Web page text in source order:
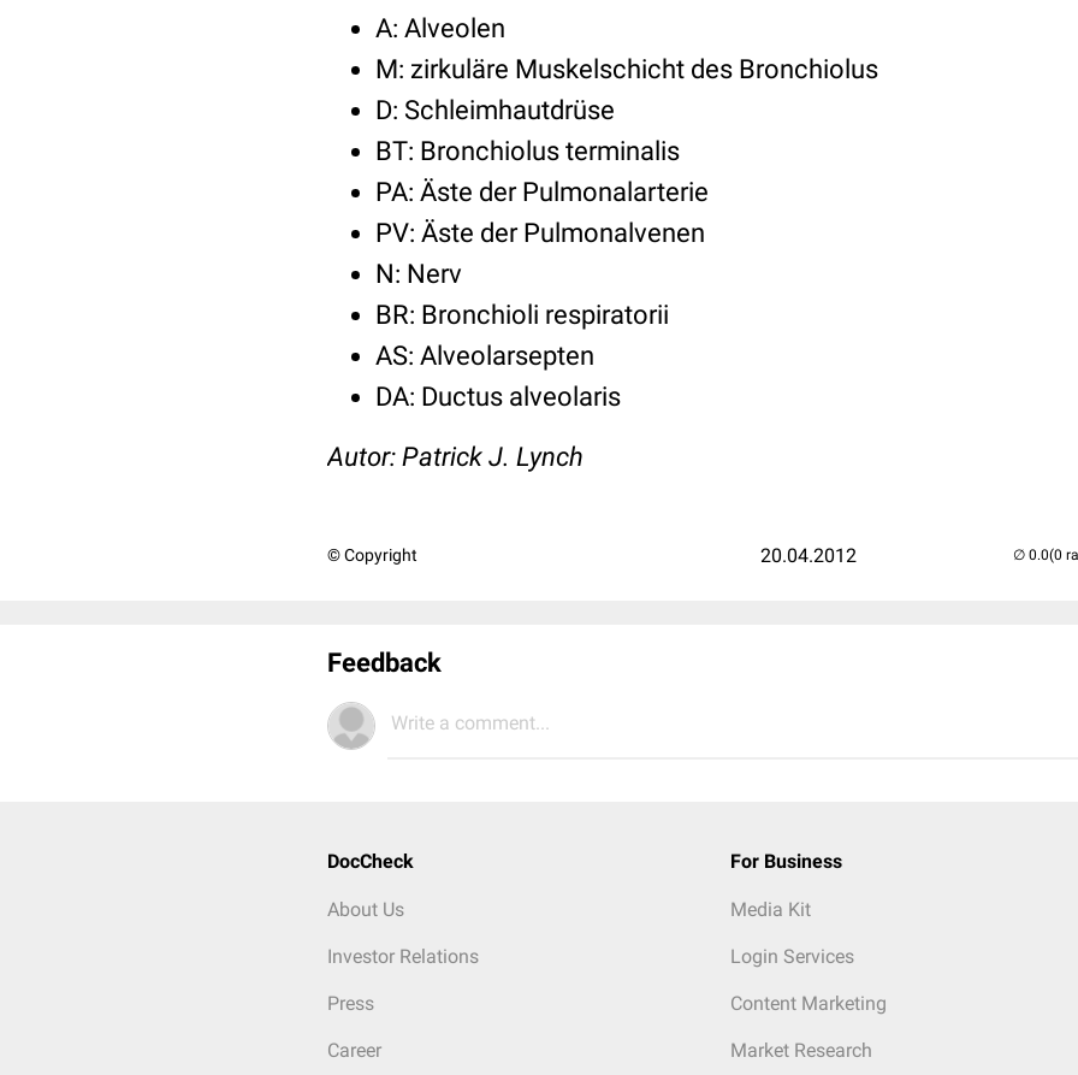
A: Alveolen
M: zirkuläre Muskelschicht des Bronchiolus
D: Schleimhautdrüse
BT: Bronchiolus terminalis
PA: Äste der Pulmonalarterie
PV: Äste der Pulmonalvenen
N: Nerv
BR: Bronchioli respiratorii
AS: Alveolarsepten
DA: Ductus alveolaris
Autor: Patrick J. Lynch
© Copyright 20.04.2012 (0
Feedback
Write a comment...
DocCheck
About Us
Investor Relations
Press
Career
For Business
Media Kit
Login Services
Content Marketing
Market Research